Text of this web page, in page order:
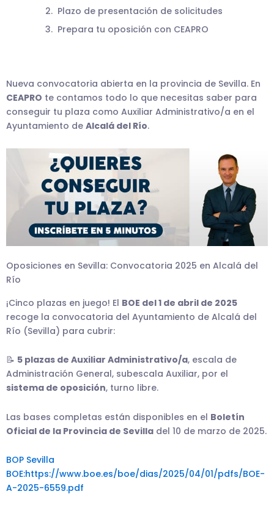
Plazo de presentación de solicitudes
Prepara tu oposición con CEAPRO
Nueva convocatoria abierta en la provincia de Sevilla. En
CEAPRO te contamos todo lo que necesitas saber para
conseguir tu plaza como Auxiliar Administrativo/a en el
Ayuntamiento de Alcalá del Río.
Oposiciones en Sevilla: Convocatoria 2025 en Alcalá del
Río
¡Cinco plazas en juego! El BOE del 1 de abril de 2025
recoge la convocatoria del Ayuntamiento de Alcalá del
Río (Sevilla) para cubrir:
📝 5 plazas de Auxiliar Administrativo/a, escala de
Administración General, subescala Auxiliar, por el
sistema de oposición, turno libre.
Las bases completas están disponibles en el Boletín
Oficial de la Provincia de Sevilla del 10 de marzo de 2025.
BOP Sevilla
BOE:https://www.boe.es/boe/dias/2025/04/01/pdfs/BOE-
A-2025-6559.pdf